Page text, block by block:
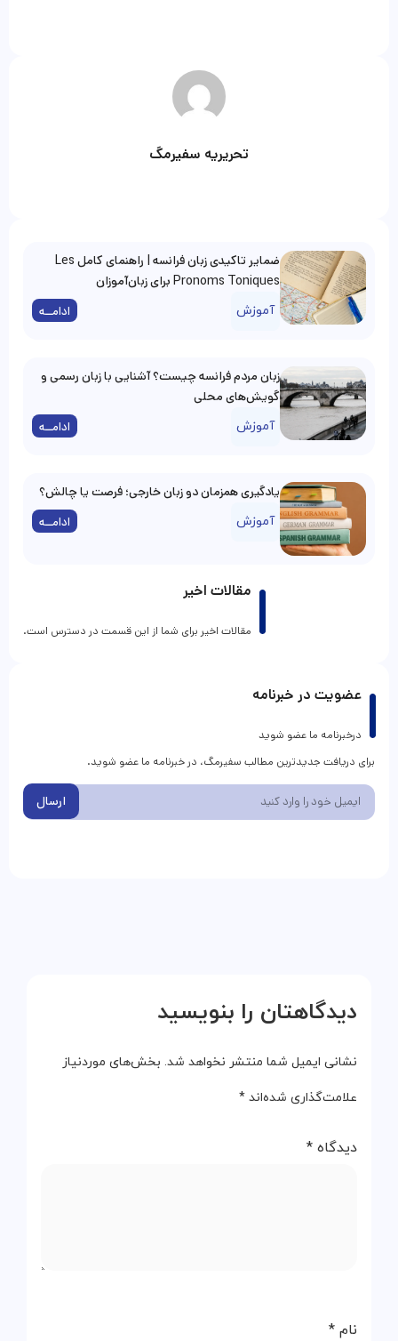
تحریریه سفیرمگ
مقالات اخیر
مقالات اخیر برای شما از این قسمت در دسترس است.
ضمایر تاکیدی زبان فرانسه | راهنمای کامل Les
Pronoms Toniques برای زبان‌آموزان
آموزش ادامــه
زبان مردم فرانسه چیست؟ آشنایی با زبان رسمی و
گویش‌های محلی
آموزش ادامــه
یادگیری همزمان دو زبان خارجی؛ فرصت یا چالش؟
آموزش ادامــه
عضویت در خبرنامه
درخبرنامه ما عضو شوید
برای دریافت جدیدترین مطالب سفیرمگ، در خبرنامه ما عضو شوید.
ارسال
دیدگاهتان را بنویسید
نشانی ایمیل شما منتشر نخواهد شد. بخش‌های موردنیاز
علامت‌گذاری شده‌اند *
دیدگاه *
نام *